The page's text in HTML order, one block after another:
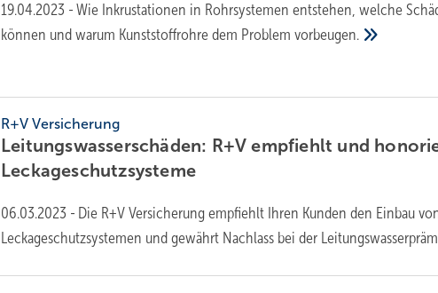
19.04.2023 - Wie Inkrustationen in Rohrsystemen entstehen, welche
können und warum Kunststoffrohre dem Problemvorbeugen.
R+V Versicherung
Leitungswasserschäden: R+V empfiehlt und
Leckageschutzsysteme
06.03.2023 - Die R+V Versicherung empfiehlt Ihren Kunden den Einbau
Leckageschutzsystemen und gewährt Nachlass bei der